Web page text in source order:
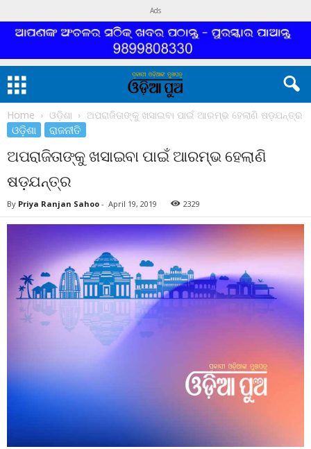
Ads
Home ଓଡ଼ିଶା ଅପରାଜିତାଙ୍କୁ ଖସାଇବା ପାଇଁ ଆରମ୍ଭ ହେଲାଣି ଷଡ଼ଯନ୍ତ୍ର
ଓଡ଼ିଶା ରାଜନୀତି
ଅପରାଜିତାଙ୍କୁ ଖସାଇବା ପାଇଁ ଆରମ୍ଭ ହେଲାଣି
ଷଡ଼ଯନ୍ତ୍ର
By Priya Ranjan Sahoo - April 19, 2019 2329